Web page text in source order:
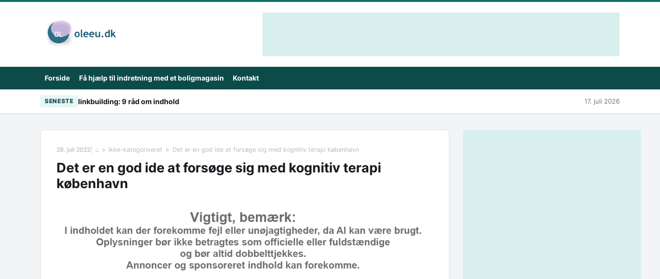
Forside Få hjælp til indretning med et boligmagasin Kontakt
SENESTE linkbuilding: 9 råd om indhold 17. juli 2026
28. juli 2022 ⌂ Ikke-kategoriseret Det er en god ide at forsøge sig med kognitiv terapi københavn
Det er en god ide at forsøge sig med kognitiv terapi
københavn